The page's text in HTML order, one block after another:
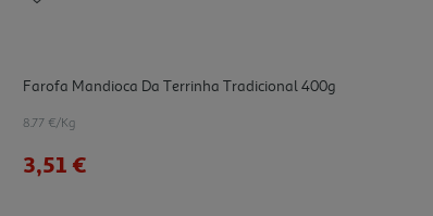
Farofa Mandioca Da Terrinha Tradicional 400g
8.77 €/Kg
3,51 €